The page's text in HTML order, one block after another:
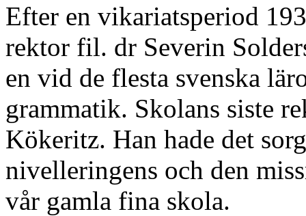
Efter en vikariatsperiod
rektor fil. dr Severin
en vid de flesta svenska
grammatik. Skolans siste
Kökeritz. Han hade det
nivelleringens och den
vår gamla fina skola.